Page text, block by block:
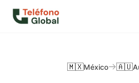
🇲🇽México 🇦🇺